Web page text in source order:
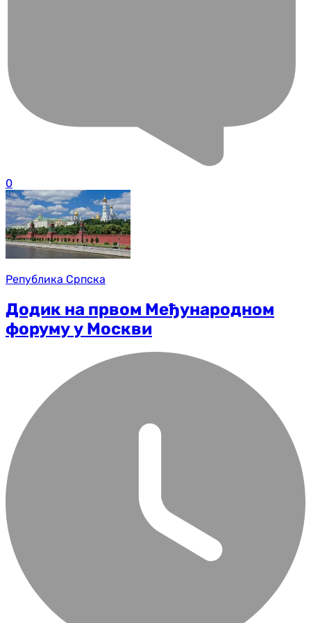
0
Република Српска
Додик на првом Међународном
форуму у Москви